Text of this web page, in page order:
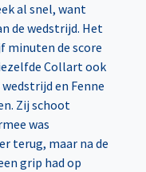
al snel, want
de wedstrijd. Het
minuten de score
Collart ook
en Fenne
Zij schoot
was
terug, maar na de
grip had op